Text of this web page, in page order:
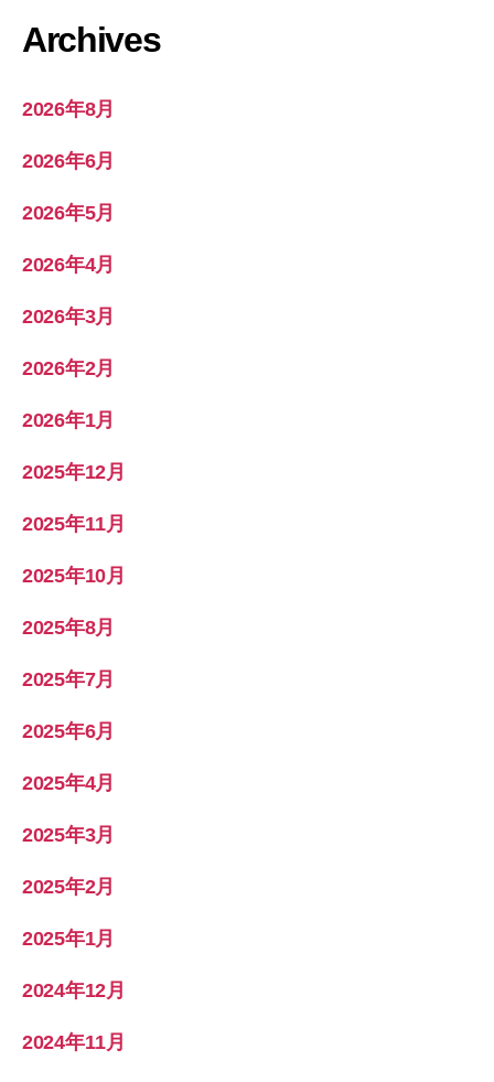
Archives
2026年8月
2026年6月
2026年5月
2026年4月
2026年3月
2026年2月
2026年1月
2025年12月
2025年11月
2025年10月
2025年8月
2025年7月
2025年6月
2025年4月
2025年3月
2025年2月
2025年1月
2024年12月
2024年11月